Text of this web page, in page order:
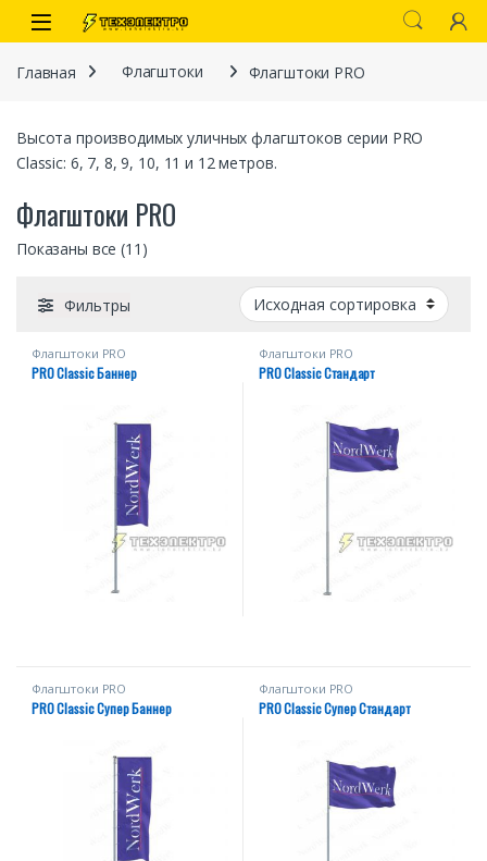
Перейти к навигации
перейти к содержанию
Open
Главная Флагштоки Флагштоки PRО
Высота производимых уличных флагштоков серии PRO
Classic: 6, 7, 8, 9, 10, 11 и 12 метров.
Флагштоки PRО
Показаны все (11)
Фильтры
Флагштоки PRО
PRO Classic Баннер
Флагштоки PRО
PRO Classic Стандарт
Флагштоки PRО
PRO Classic Супер Баннер
Флагштоки PRО
PRO Classic Супер Стандарт